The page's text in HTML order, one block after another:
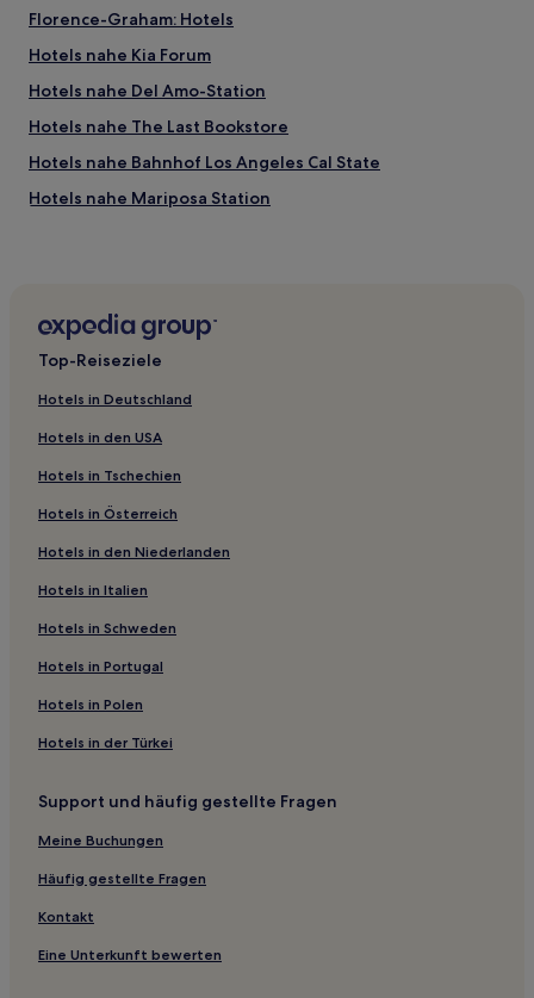
Florence-Graham: Hotels
Hotels nahe Kia Forum
Hotels nahe Del Amo-Station
Hotels nahe The Last Bookstore
Hotels nahe Bahnhof Los Angeles Cal State
Hotels nahe Mariposa Station
Little Tokyo: Hotels
Inglewood Hotels
Los Angeles Hotels
Lucerne - Higuera: Hotels
Hotels nahe Exposition Park
Hotels nahe Broadway Theater District
Hotels nahe Florence Station
Hotels nahe Japanese American National Museum
Hotels nahe Redondo Beach Station
Hotels nahe Citadel Outlets
West Athens: Hotels
Hotels nahe U-Bahn-Station Jefferson/USC
Hotels nahe Aviation/LAX Station
Hotels nahe LAC+USC Medical Center
Hotels nahe Expo/Vermont Station
Hotels nahe Chinatown-Station
Hotels nahe Little Tokyo/Arts District Station
Top-Reiseziele
Hotels in Deutschland
Hotels in den USA
Hotels in Tschechien
Hotels in Österreich
Hotels in den Niederlanden
Hotels in Italien
Hotels in Schweden
Hotels in Portugal
Hotels in Polen
Hotels in der Türkei
Support und häufig gestellte Fragen
Meine Buchungen
Häufig gestellte Fragen
Kontakt
Eine Unterkunft bewerten